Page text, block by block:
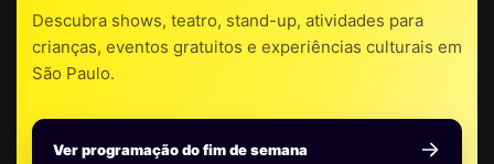
Descubra shows, teatro, stand-up, atividades para
crianças, eventos gratuitos e experiências culturais em
São Paulo.
Ver programação do fim de semana